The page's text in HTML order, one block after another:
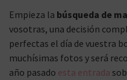
Empieza la búsqueda de
vosotras, una decisión
perfectas el día de vuestra
muchísimas fotos y será
año pasado esta entrada